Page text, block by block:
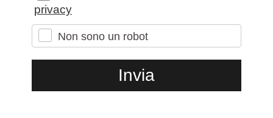
privacy
Non sono un robot